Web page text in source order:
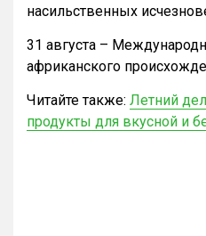
насильственных
31 августа –
африканского
Читайте также: Летний
продукты для вкусной и